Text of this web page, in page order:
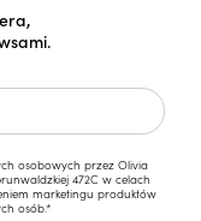
osobowych przez Olivia
472C w celach
marketingu produktów
osób.*